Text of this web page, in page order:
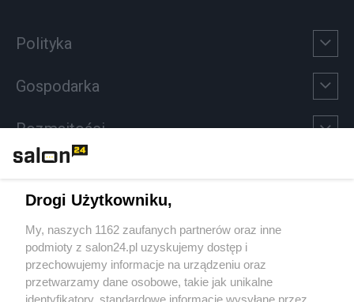
Polityka
Gospodarka
Rozmaitości
Sport
Społeczeństwo
Drogi Użytkowniku,
My, naszych 1162 zaufanych partnerów oraz inne
podmioty z salon24.pl uzyskujemy dostęp i
przechowujemy informacje na urządzeniu oraz
przetwarzamy dane osobowe, takie jak unikalne
identyfikatory, standardowe informacje wysyłane przez